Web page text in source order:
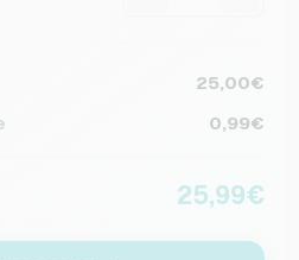
25,00€
0,99€
25,99€